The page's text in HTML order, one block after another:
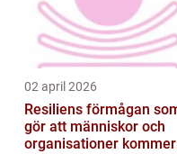
02 april 2026
Resiliens förmågan som
gör att människor och
organisationer kommer